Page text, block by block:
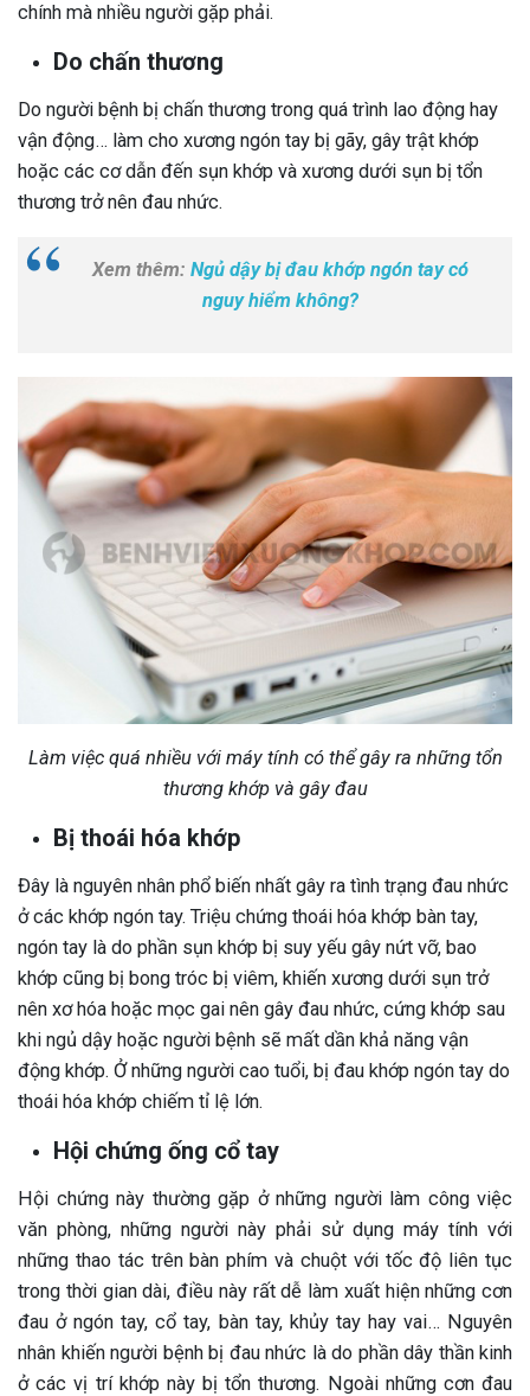
chính mà nhiều người gặp phải.
Do chấn thương
Do người bệnh bị chấn thương trong quá trình lao động hay
vận động… làm cho xương ngón tay bị gãy, gây trật khớp
hoặc các cơ dẫn đến sụn khớp và xương dưới sụn bị tổn
thương trở nên đau nhức.
Xem thêm: Ngủ dậy bị đau khớp ngón tay có
nguy hiểm không?
Làm việc quá nhiều với máy tính có thể gây ra những tổn
thương khớp và gây đau
Bị thoái hóa khớp
Đây là nguyên nhân phổ biến nhất gây ra tình trạng đau nhức
ở các khớp ngón tay. Triệu chứng thoái hóa khớp bàn tay,
ngón tay là do phần sụn khớp bị suy yếu gây nứt vỡ, bao
khớp cũng bị bong tróc bị viêm, khiến xương dưới sụn trở
nên xơ hóa hoặc mọc gai nên gây đau nhức, cứng khớp sau
khi ngủ dậy hoặc người bệnh sẽ mất dần khả năng vận
động khớp. Ở những người cao tuổi, bị đau khớp ngón tay do
thoái hóa khớp chiếm tỉ lệ lớn.
Hội chứng ống cổ tay
Hội chứng này thường gặp ở những người làm công việc
văn phòng, những người này phải sử dụng máy tính với
những thao tác trên bàn phím và chuột với tốc độ liên tục
trong thời gian dài, điều này rất dễ làm xuất hiện những cơn
đau ở ngón tay, cổ tay, bàn tay, khủy tay hay vai… Nguyên
nhân khiến người bệnh bị đau nhức là do phần dây thần kinh
ở các vị trí khớp này bị tổn thương. Ngoài những cơn đau